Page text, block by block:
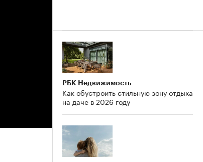
РБК Недвижимость
Как обустроить стильную зону отдыха
на даче в 2026 году